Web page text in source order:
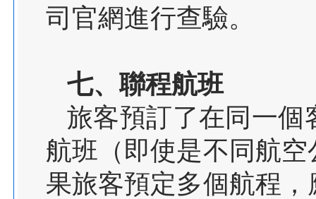
司官網進行查驗。
七、聯程航班
旅客預訂了在同一個
航班（即使是不同航
果旅客預定多個航程